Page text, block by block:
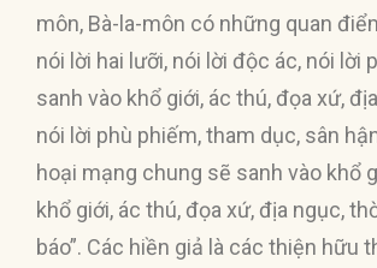
môn, Bà-la-môn có những quan
nói lời hai lưỡi, nói lời độc ác, nói lời
sanh vào khổ giới, ác thú, đọa xứ,
nói lời phù phiếm, tham dục, sân
hoại mạng chung sẽ sanh vào khổ
khổ giới, ác thú, đọa xứ, địa ngục,
báo”. Các hiền giả là các thiện hữu